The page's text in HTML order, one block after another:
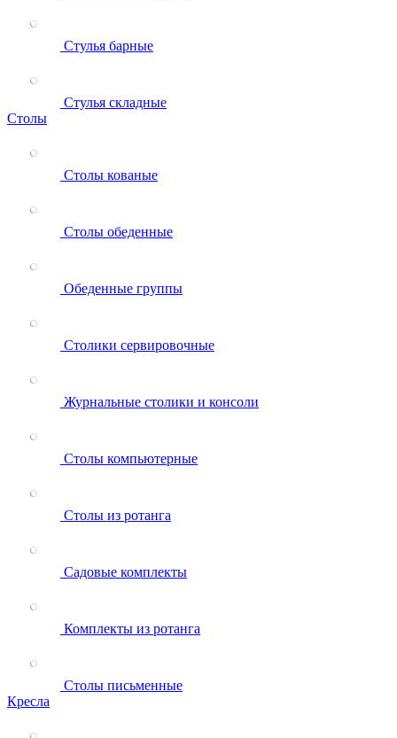
Стулья барные
Стулья складные
Столы
Столы кованые
Столы обеденные
Обеденные группы
Столики сервировочные
Журнальные столики и консоли
Столы компьютерные
Столы из ротанга
Садовые комплекты
Комплекты из ротанга
Столы письменные
Кресла